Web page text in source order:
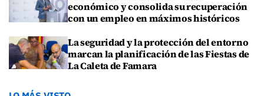
económico y consolida su recuperación
con un empleo en máximos históricos
La seguridad y la protección del entorno
marcan la planificación de las Fiestas de
La Caleta de Famara